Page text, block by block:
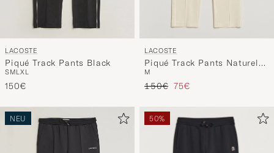
LACOSTE
Piqué Track Pants Black
SMLXL
150€
LACOSTE
Piqué Track Pants Naturel
Clair
M
Regulärer Preis
150€ Reduzierter Preis
75€
NEU 50%